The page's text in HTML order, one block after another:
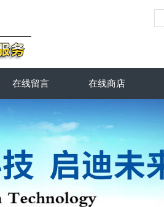
在线留言 在线商店